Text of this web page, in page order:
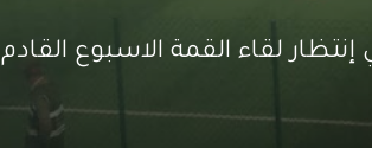
لقاء القمة الاسبوع القادم